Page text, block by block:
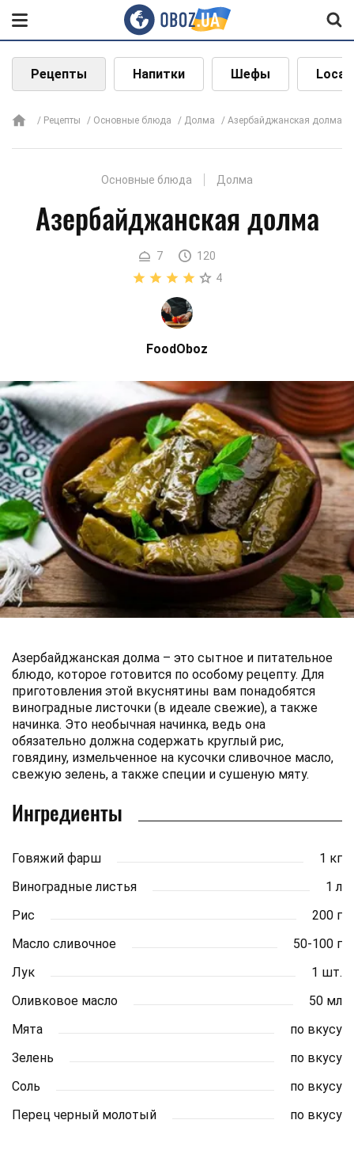
Рецепты Напитки Шефы Local
Рецепты Основные блюда Долма Азербайджанская долма
Основные блюда Долма
Азербайджанская долма
7
120
4
FoodOboz
Азербайджанская долма – это сытное и питательное
блюдо, которое готовится по особому рецепту. Для
приготовления этой вкуснятины вам понадобятся
виноградные листочки (в идеале свежие), а также
начинка. Это необычная начинка, ведь она
обязательно должна содержать круглый рис,
говядину, измельченное на кусочки сливочное масло,
свежую зелень, а также специи и сушеную мяту.
Ингредиенты
Говяжий фарш
1 кг
Виноградные листья
1 л
Рис
200 г
Масло сливочное
50-100 г
Лук
1 шт.
Оливковое масло
50 мл
Мята
по вкусу
Зелень
по вкусу
Соль
по вкусу
Перец черный молотый
по вкусу